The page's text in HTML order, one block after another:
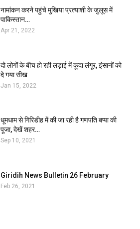
नामांकन करने पहुंचे मुखिया प्रत्याशी के जुलूस में
पाकिस्तान…
Apr 21, 2022
दो लोगों के बीच हो रही लड़ाई में कूदा लंगूर, इंसानों को
दे गया सीख
Jan 15, 2022
धूमधाम से गिरिडीह में की जा रही है गणपति बप्पा की
पूजा, देखें शहर…
Sep 10, 2021
Giridih News Bulletin 26 February
Feb 26, 2021